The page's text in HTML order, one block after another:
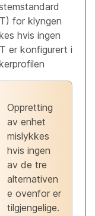
for klyngen
hvis ingen
er konfigurert i
Oppretting
av enhet
mislykkes
hvis ingen
av de tre
alternativen
e ovenfor er
tilgjengelige.